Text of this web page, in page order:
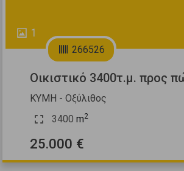
1
266526
Οικιστικό 3400τ.μ. προς
ΚΥΜΗ - Οξύλιθος
3400 m2
25.000 €